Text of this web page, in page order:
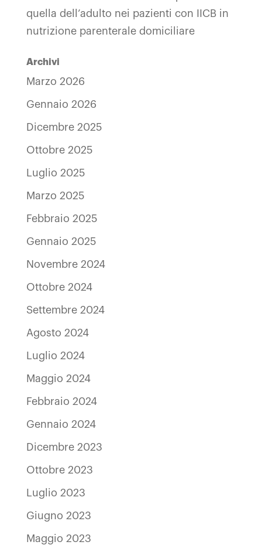
quella dell’adulto nei pazienti con IICB in
nutrizione parenterale domiciliare
Archivi
Marzo 2026
Gennaio 2026
Dicembre 2025
Ottobre 2025
Luglio 2025
Marzo 2025
Febbraio 2025
Gennaio 2025
Novembre 2024
Ottobre 2024
Settembre 2024
Agosto 2024
Luglio 2024
Maggio 2024
Febbraio 2024
Gennaio 2024
Dicembre 2023
Ottobre 2023
Luglio 2023
Giugno 2023
Maggio 2023